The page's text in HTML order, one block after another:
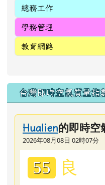
台灣即時空氣質量指
Hualien的即時空
2026年08月08日 02時07分
55 良